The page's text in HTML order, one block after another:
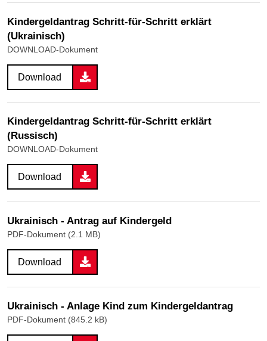
Kindergeldantrag Schritt-für-Schritt erklärt
(Ukrainisch)
DOWNLOAD-Dokument
Download
Kindergeldantrag Schritt-für-Schritt erklärt
(Russisch)
DOWNLOAD-Dokument
Download
Ukrainisch - Antrag auf Kindergeld
PDF-Dokument (2.1 MB)
Download
Ukrainisch - Anlage Kind zum Kindergeldantrag
PDF-Dokument (845.2 kB)